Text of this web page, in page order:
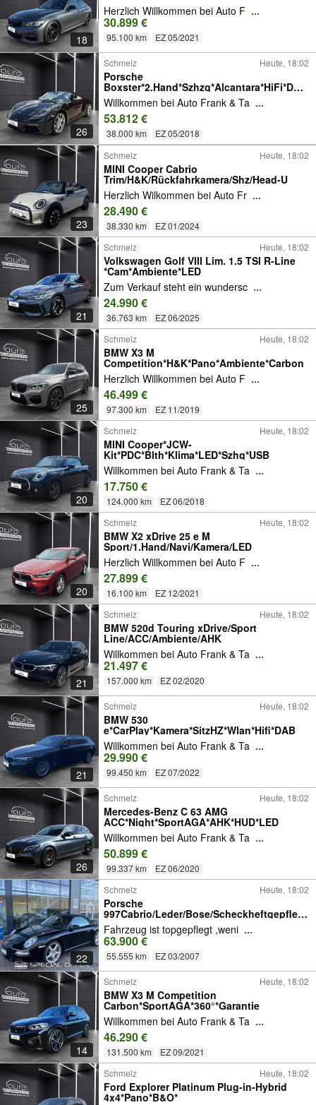
18
Herzlich Willkommen bei Auto F ...
30.899 €
95.100 km EZ 05/2021
26
Schmelz Heute, 18:02
Porsche
Boxster*2.Hand*Szhzg*Alcantara*HiFi*DAB
*LED
Willkommen bei Auto Frank & Ta ...
53.812 €
38.000 km EZ 05/2018
23
Schmelz Heute, 18:02
MINI Cooper Cabrio
Trim/H&K/Rückfahrkamera/Shz/Head-U
Herzlich Wilkommen bei Auto Fr ...
28.490 €
38.330 km EZ 01/2024
21
Schmelz Heute, 18:02
Volkswagen Golf VIII Lim. 1.5 TSI R-Line
*Cam*Ambiente*LED
Zum Verkauf steht ein wundersc ...
24.990 €
36.763 km EZ 06/2025
25
Schmelz Heute, 18:02
BMW X3 M
Competition*H&K*Pano*Ambiente*Carbon
Herzlich Willkommen bei Auto F ...
46.499 €
97.300 km EZ 11/2019
20
Schmelz Heute, 18:02
MINI Cooper*JCW-
Kit*PDC*Blth*Klima*LED*Szhg*USB
Willkommen bei Auto Frank & Ta ...
17.750 €
124.000 km EZ 06/2018
20
Schmelz Heute, 18:02
BMW X2 xDrive 25 e M
Sport/1.Hand/Navi/Kamera/LED
Herzlich Willkommen bei Auto F ...
27.899 €
16.100 km EZ 12/2021
21
Schmelz Heute, 18:02
BMW 520d Touring xDrive/Sport
Line/ACC/Ambiente/AHK
Willkommen bei Auto Frank & Ta ...
21.497 €
157.000 km EZ 02/2020
21
Schmelz Heute, 18:02
BMW 530
e*CarPlay*Kamera*SitzHZ*Wlan*Hifi*DAB
Willkommen bei Auto Frank & Ta ...
29.990 €
99.450 km EZ 07/2022
26
Schmelz Heute, 18:02
Mercedes-Benz C 63 AMG
ACC*Night*SportAGA*AHK*HUD*LED
Willkommen bei Auto Frank & Ta ...
50.899 €
99.337 km EZ 06/2020
22
Schmelz Heute, 18:02
Porsche
997Cabrio/Leder/Bose/Scheckheftgepflegt
/Wenig KM
Fahrzeug ist topgepflegt ,weni ...
63.900 €
55.555 km EZ 03/2007
14
Schmelz Heute, 18:02
BMW X3 M Competition
Carbon*SportAGA*360°*Garantie
Willkommen bei Auto Frank & Ta ...
46.290 €
131.500 km EZ 09/2021
Schmelz Heute, 18:02
Ford Explorer Platinum Plug-in-Hybrid
4x4*Pano*B&O*